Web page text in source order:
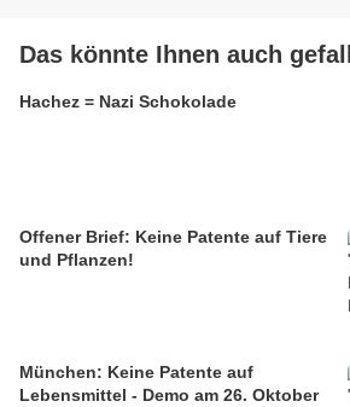
Das könnte Ihnen auch
Hachez = Nazi Schokolade
Offener Brief: Keine Patente auf Tiere
und Pflanzen!
München: Keine Patente auf
Lebensmittel - Demo am 26. Oktober